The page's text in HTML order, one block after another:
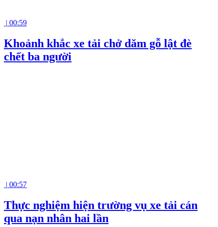
| 00:59
Khoảnh khắc xe tải chở dăm gỗ lật đè
chết ba người
| 00:57
Thực nghiệm hiện trường vụ xe tải cán
qua nạn nhân hai lần